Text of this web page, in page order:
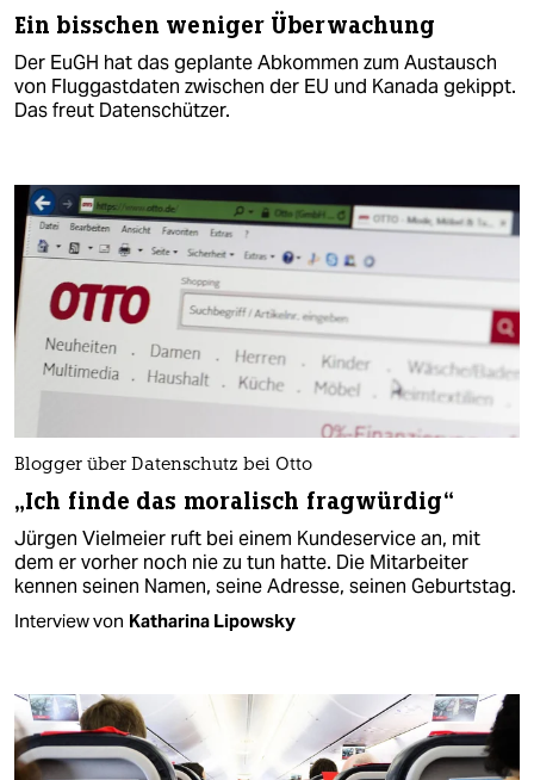
Ein bisschen weniger Überwachung
Der EuGH hat das geplante Abkommen zum Austausch
von Fluggastdaten zwischen der EU und Kanada gekippt.
Das freut Datenschützer.
Blogger über Datenschutz bei Otto
„Ich finde das moralisch fragwürdig“
Jürgen Vielmeier ruft bei einem Kundeservice an, mit
dem er vorher noch nie zu tun hatte. Die Mitarbeiter
kennen seinen Namen, seine Adresse, seinen Geburtstag.
Interview von Katharina Lipowsky